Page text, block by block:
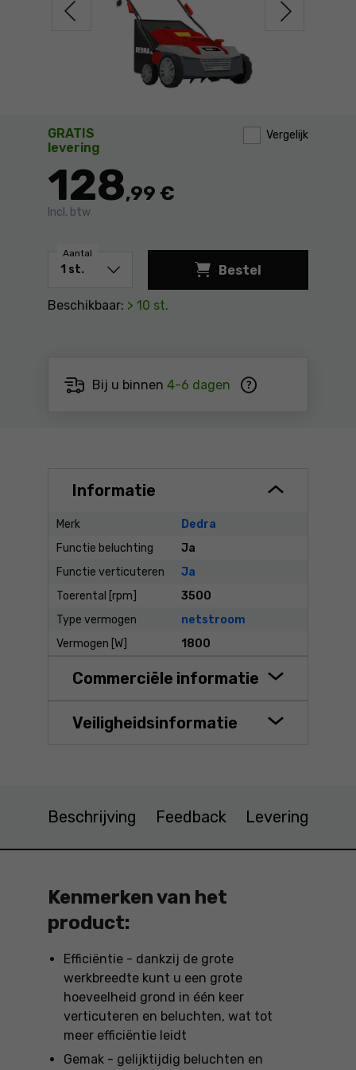
GRATIS
levering
Vergelijk
128,99 €
Incl. btw
Aantal
Bestel
Beschikbaar: > 10 st.
Bij u binnen 4-6 dagen
Informatie
Merk
Dedra
Functie beluchting
Ja
Functie verticuteren
Ja
Toerental [rpm]
3500
Type vermogen
netstroom
Vermogen [W]
1800
Commerciële informatie
Veiligheidsinformatie
Beschrijving Feedback Levering
Kenmerken van het
product:
Efficiëntie - dankzij de grote
werkbreedte kunt u een grote
hoeveelheid grond in één keer
verticuteren en beluchten, wat tot
meer efficiëntie leidt
Gemak - gelijktijdig beluchten en